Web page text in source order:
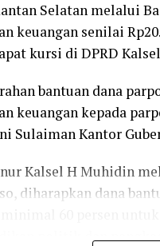
Selatan melalui
keuangan senilai
kursi di DPRD
bantuan dana
keuangan kepada
Sulaiman Kantor
Kalsel H Muhidin
diharapkan dana
politik dan